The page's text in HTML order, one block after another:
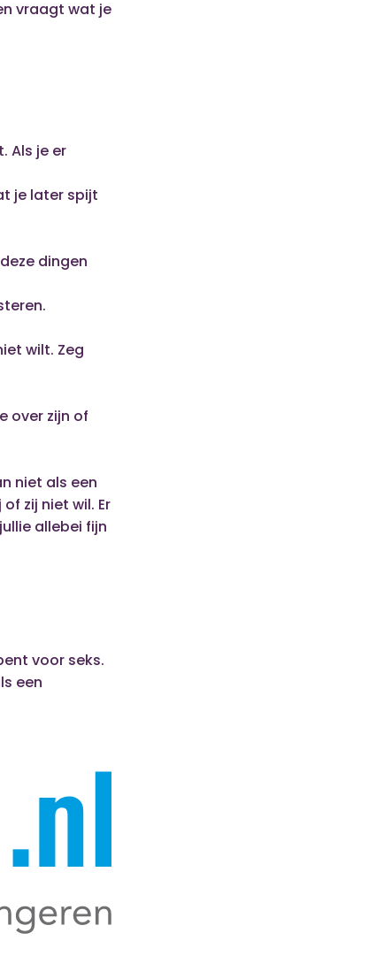
vraagt wat je
Als je er
je later spijt
dingen
wilt. Zeg
over zijn of
niet als een
zij niet wil. Er
allebei fijn
voor seks.
een